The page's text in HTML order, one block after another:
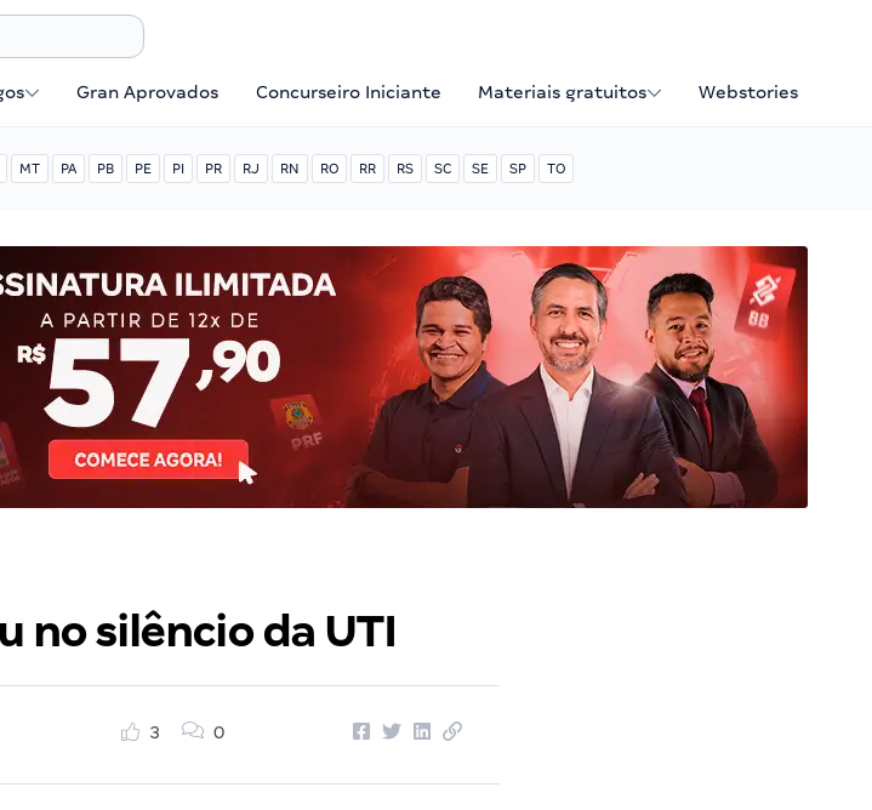
Gran Aprovados Concurseiro Iniciante Materiais gratuitos Webstories
MT PA PB PE PI PR RJ RN RO RR RS SC SE SP TO
no silêncio da UTI
3 0